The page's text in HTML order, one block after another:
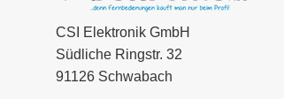
CSI Elektronik GmbH
Südliche Ringstr. 32
91126 Schwabach